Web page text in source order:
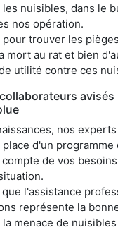
nuisibles, dans le
nos opération.
trouver les
mort au rat et bien
utilité contre ces
nos
d'un
de vos
l'assistance
représente la
menace de